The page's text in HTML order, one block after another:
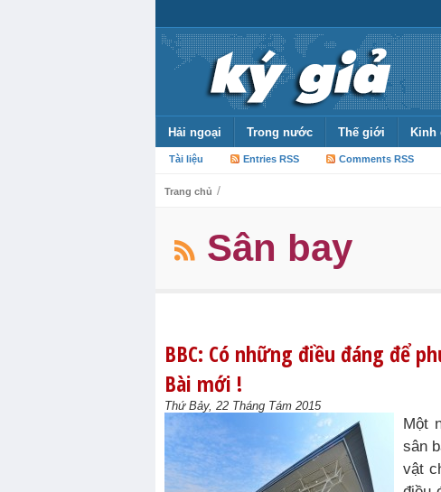
Hải ngoại Trong nước Thế giới Kinh
Tài liệu Entries RSS Comments RSS
Trang chủ /
Sân bay
BBC: Có những điều đáng để
Bài mới !
Thứ Bảy, 22 Tháng Tám 2015
Một
sân
vật